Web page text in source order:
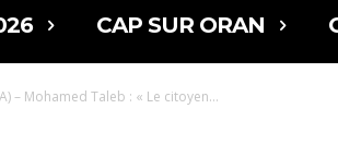
CAP SUR ORAN
– Mohamed Taleb : « Le citoyen...